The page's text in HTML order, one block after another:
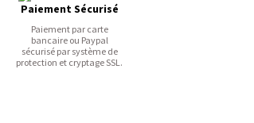
Paiement Sécurisé
Paiement par carte
bancaire ou Paypal
sécurisé par système de
protection et cryptage SSL.